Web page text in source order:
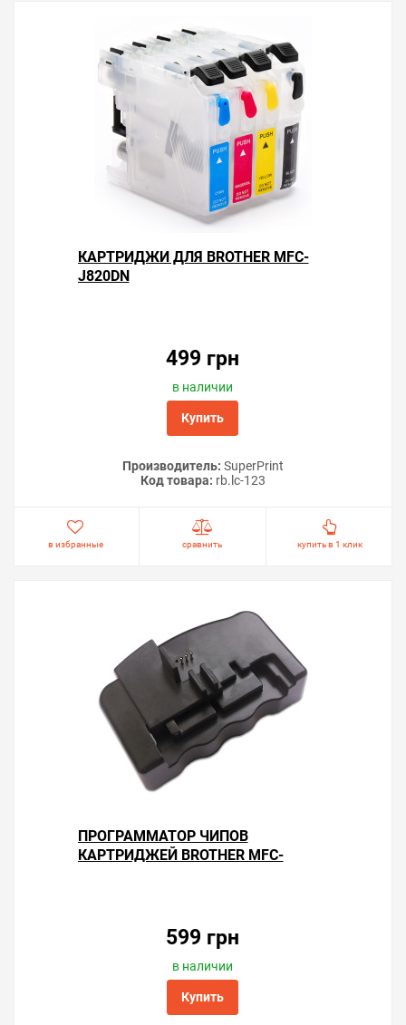
Решили купить чернила для Brother MFC-J820DN —
оформите заказ или напишите онлайн-консультанту.
принтере экономичной.
КАРТРИДЖИ ДЛЯ BROTHER MFC-
J820DN
499 грн
в наличии
Купить
Производитель: SuperPrint
Код товара: rb.lc-123
в избранные сравнить купить в 1 клик
ПРОГРАММАТОР ЧИПОВ
КАРТРИДЖЕЙ BROTHER MFC-
599 грн
в наличии
Купить